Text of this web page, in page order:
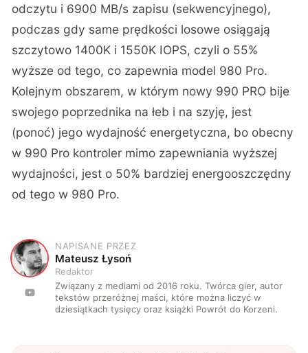
odczytu i 6900 MB/s zapisu (sekwencyjnego),
podczas gdy same prędkości losowe osiągają
szczytowo 1400K i 1550K IOPS, czyli o 55%
wyższe od tego, co zapewnia model 980 Pro.
Kolejnym obszarem, w którym nowy 990 PRO bije
swojego poprzednika na łeb i na szyję, jest
(ponoć) jego wydajność energetyczna, bo obecny
w 990 Pro kontroler mimo zapewniania wyższej
wydajności, jest o 50% bardziej energooszczędny
od tego w 980 Pro.
M
NAPISANE PRZEZ
Mateusz Łysoń
Redaktor
Związany z mediami od 2016 roku. Twórca gier, autor
tekstów przeróżnej maści, które można liczyć w
dziesiątkach tysięcy oraz książki Powrót do Korzeni.